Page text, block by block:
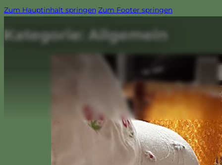
Zum Hauptinhalt springen Zum Footer springen
Kategorie: Allgemein